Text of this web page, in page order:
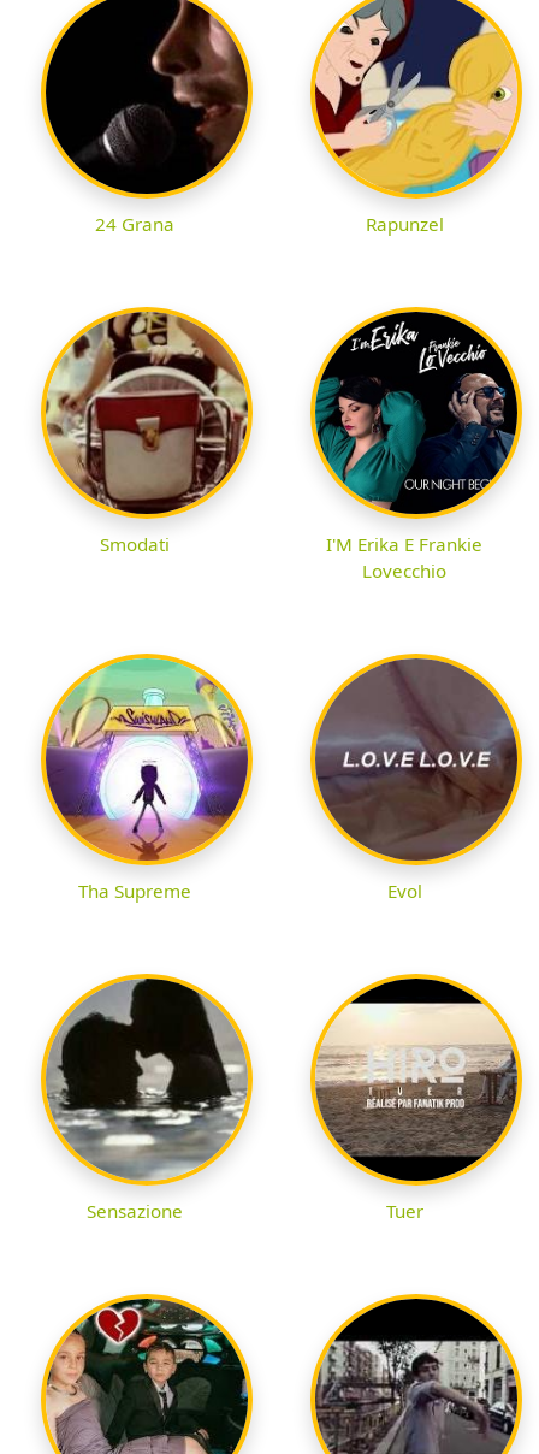
24 Grana Rapunzel
Smodati
I'M Erika E Frankie
Lovecchio
Tha Supreme Evol
Sensazione Tuer